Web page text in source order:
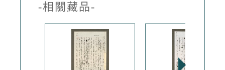
-相關藏品-